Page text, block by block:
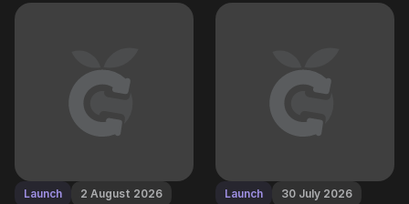
passiva
que sua reputação
Launch 2 August 2026 Launch 30 July 2026